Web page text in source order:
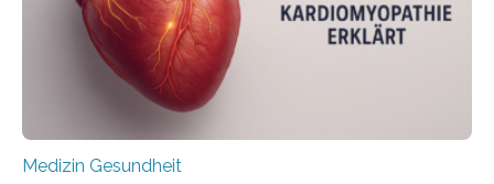
dienen könnte. Darmkrebs zählt weltweit zu den
häufigsten Krebsarten und stellt…
Medizin Gesundheit